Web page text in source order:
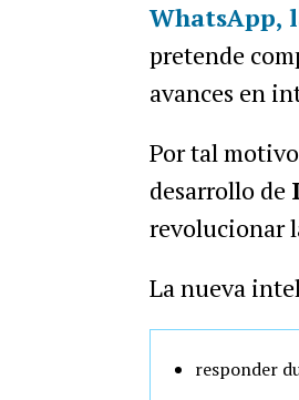
WhatsApp,
pretende
avances en
Por tal
desarrollo de
revolucionar
La nueva
responder